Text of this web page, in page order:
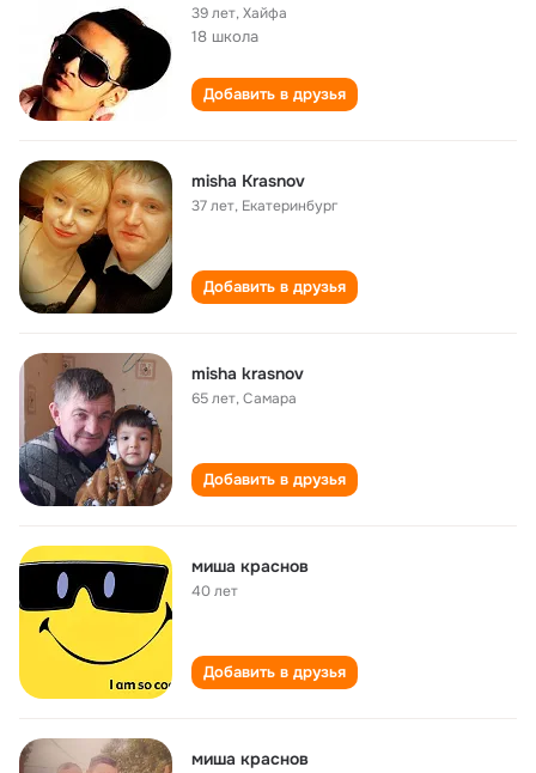
39 лет,Хайфа
18 школа
Добавить в друзья
misha Krasnov
37 лет, Екатеринбург
Добавить в друзья
misha krasnov
65 лет,Самара
Добавить в друзья
миша краснов
40 лет
Добавить в друзья
миша краснов